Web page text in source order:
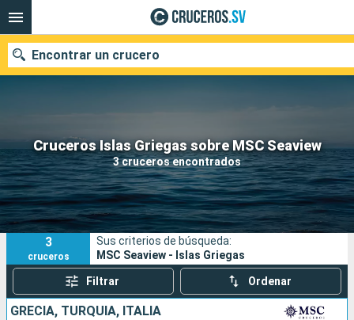
Cruceros Islas Griegas sobre MSC Seaview
3 cruceros encontrados
Encontrar un crucero
Nuestros destinos
Fecha de salida
Puertos Compañías
Buscar
3
cruceros
Sus criterios de búsqueda:
MSC Seaview - Islas Griegas
Filtrar Ordenar
GRECIA, TURQUÍA, ITALIA